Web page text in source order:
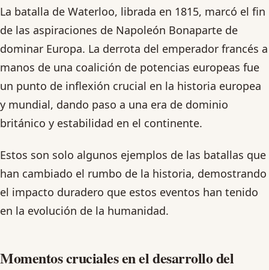
La batalla de Waterloo, librada en 1815, marcó el fin
de las aspiraciones de Napoleón Bonaparte de
dominar Europa. La derrota del emperador francés a
manos de una coalición de potencias europeas fue
un punto de inflexión crucial en la historia europea
y mundial, dando paso a una era de dominio
británico y estabilidad en el continente.
Estos son solo algunos ejemplos de las batallas que
han cambiado el rumbo de la historia, demostrando
el impacto duradero que estos eventos han tenido
en la evolución de la humanidad.
Momentos cruciales en el desarrollo del